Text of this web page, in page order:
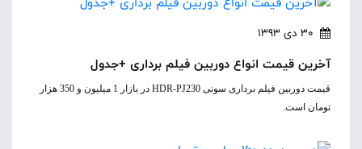
30 دی 1393
آخرین قیمت انواع دوربین فیلم برداری +جدول
قیمت دوربین فیلم برداری سونی HDR-PJ230 در بازار 1 میلیون و 350 هزار
تومان است.